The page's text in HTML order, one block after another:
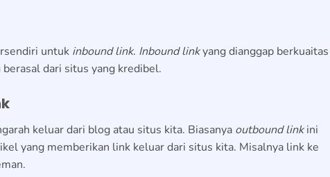
untuk inbound link. Inbound linkyang dianggap berkuaitas
berasal dari situs yang kredibel.
keluar dari blog atau situs kita. Biasanya outbound linkini
yang memberikan link keluar dari situs kita. Misalnya link ke